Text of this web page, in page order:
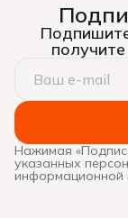
Нажимая
указанных
информационной